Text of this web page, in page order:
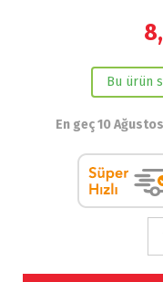
Bu ürün
En geç 10